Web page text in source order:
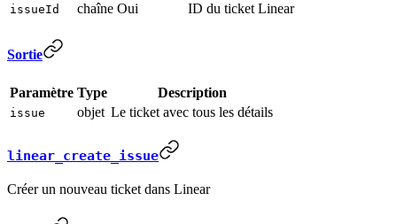
issueId chaîne Oui ID du ticket Linear
Sortie
Paramètre Type Description
issue objet Le ticket avec tous les détails
linear_create_issue
Créer un nouveau ticket dans Linear